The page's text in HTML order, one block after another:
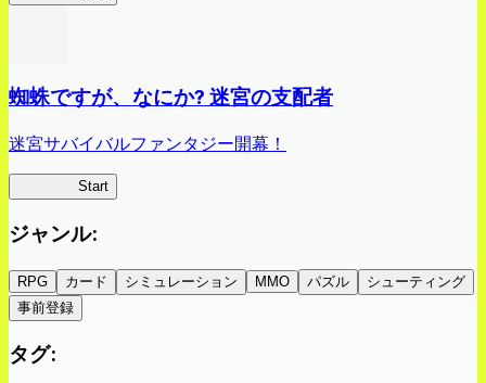
蜘蛛ですが、なにか? 迷宮の支配者
迷宮サバイバルファンタジー開幕！
Start
ジャンル:
RPG カード シミュレーション MMO パズル
シューティング
事前登録
タグ: